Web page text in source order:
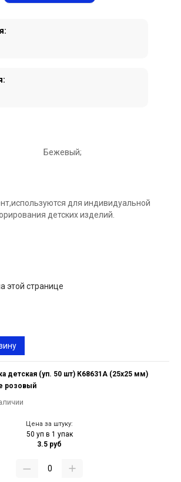
Бежевый;
для индивидуальной
детских изделий.
этой странице
детская (уп. 50 шт) К68631А (25х25 мм)
розовый
Цена за штуку:
50 уп в 1 упак
3.5 руб